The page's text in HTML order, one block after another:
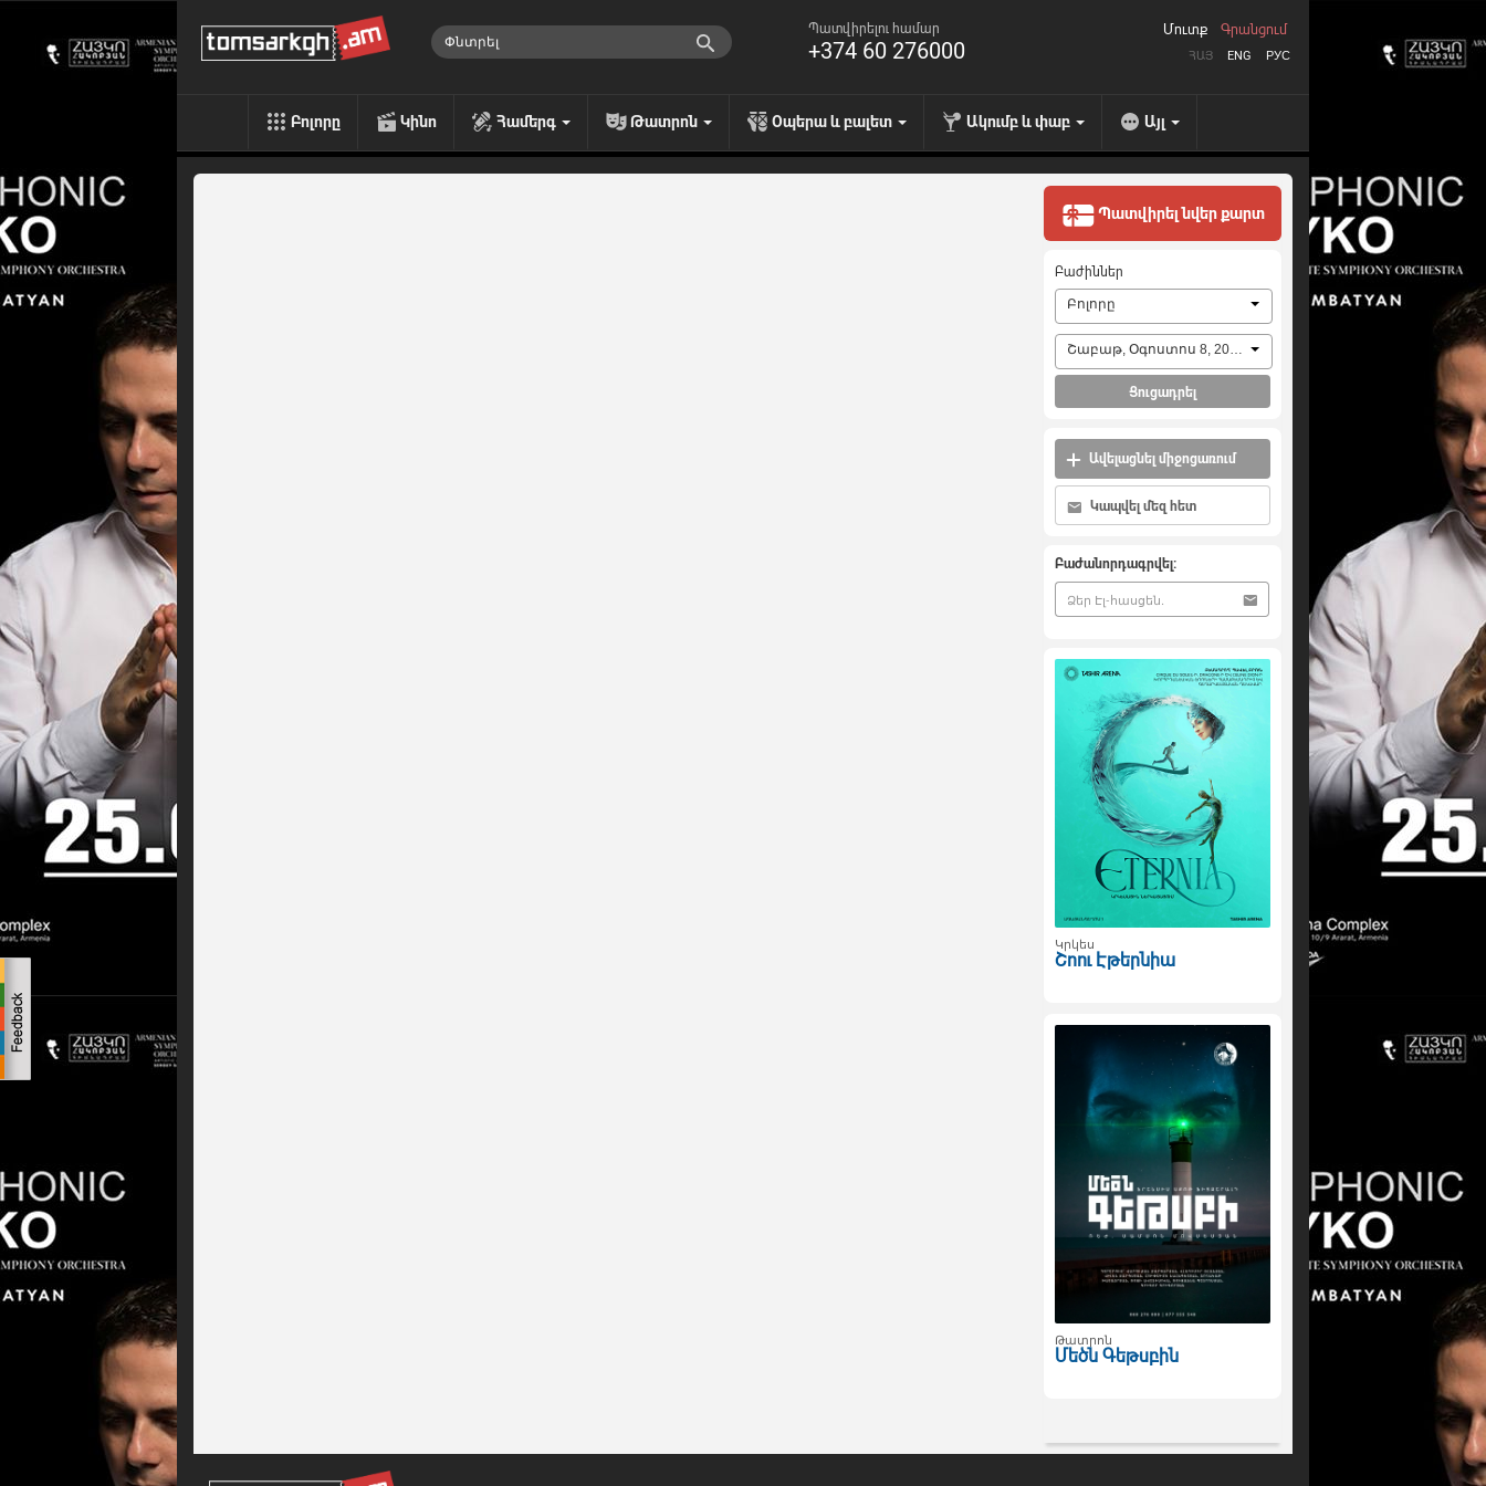
Պատվիրելու համար
+374 60 276000 ՀԱՅ ENG РУС
Մուտք Գրանցում
Բոլորը Կինո Համերգ Թատրոն Օպերա և բալետ Ակումբ և փաբ Այլ
Պատվիրել նվեր քարտ
Բաժիններ
Բոլորը
Շաբաթ, Օգոստոս 8, 2026
Ցուցադրել
Ավելացնել միջոցառում
Կապվել մեզ հետ
Բաժանորդագրվել:
Կրկես
Շոու Էթերնիա
Թատրոն
Մեծն Գեթսբին